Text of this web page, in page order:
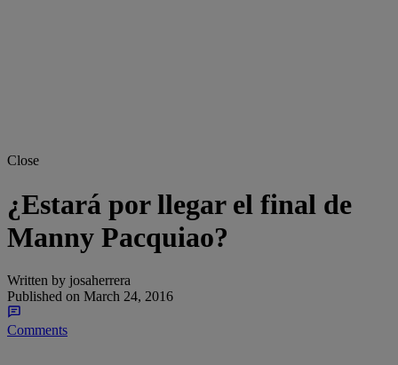
Close
¿Estará por llegar el final de
Manny Pacquiao?
Written by josaherrera
Published on March 24, 2016
Comments